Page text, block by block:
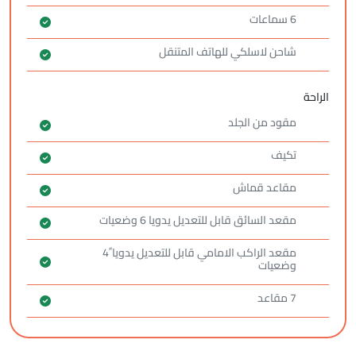
شاحن لاسلكي للهاتف المتنقل
الراحة
مقود من الجلد
تكيف
مقاعد قماش
مقعد السائق قابل للتعديل يدويا 6 وضعيات
مقعد الراكب الامامي قابل للتعديل يدويا ً4
وضعيات